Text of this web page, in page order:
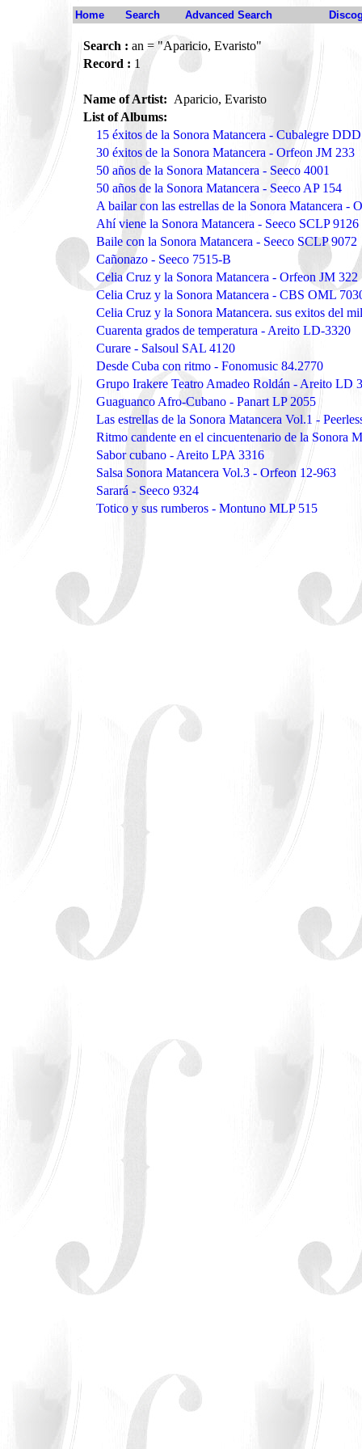
Home Search Advanced Search
Search : an = "Aparicio, Evaristo"
Record : 1
Name of Artist: Aparicio, Evaristo
List of Albums:
15 éxitos de la Sonora Matancera - Cubalegre
30 éxitos de la Sonora Matancera - Orfeon JM 233
50 años de la Sonora Matancera - Seeco 4001
50 años de la Sonora Matancera - Seeco AP 154
A bailar con las estrellas de la Sonora Matancera -
Ahí viene la Sonora Matancera - Seeco SCLP 9126
Baile con la Sonora Matancera - Seeco SCLP 9072
Cañonazo - Seeco 7515-B
Celia Cruz y la Sonora Matancera - Orfeon JM 322
Celia Cruz y la Sonora Matancera - CBS OML
Celia Cruz y la Sonora Matancera. sus exitos del
Cuarenta grados de temperatura - Areito LD-3320
Curare - Salsoul SAL 4120
Desde Cuba con ritmo - Fonomusic 84.2770
Grupo Irakere Teatro Amadeo Roldán - Areito LD
Guaguanco Afro-Cubano - Panart LP 2055
Las estrellas de la Sonora Matancera Vol.1 -
Ritmo candente en el cincuentenario de la Sonora
Sabor cubano - Areito LPA 3316
Salsa Sonora Matancera Vol.3 - Orfeon 12-963
Sarará - Seeco 9324
Totico y sus rumberos - Montuno MLP 515